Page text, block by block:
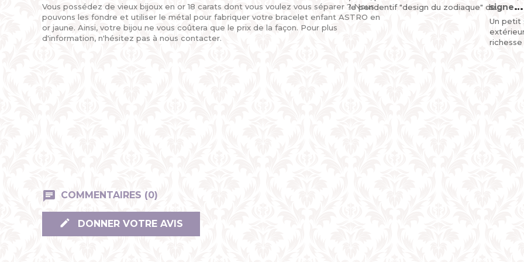
Vous possédez de vieux bijoux en or 18 carats dont vous voulez vous séparer ? Nous
pouvons les fondre et utiliser le métal pour fabriquer votre bracelet enfant ASTRO en
or jaune. Ainsi, votre bijou ne vous coûtera que le prix de la façon. Pour plus
d'information, n'hésitez pas à nous contacter.
le pendentif "design du zodiaque" de
MIKADO, un bijou original pour enfant (petit
signe
enfant
- or
Un petit
COMMENTAIRES (0)
DONNER VOTRE AVIS